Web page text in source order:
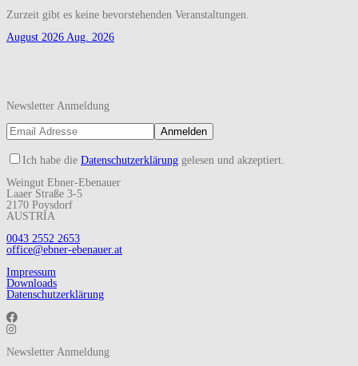
Zurzeit gibt es keine bevorstehenden Veranstaltungen.
August 2026 Aug. 2026
Newsletter Anmeldung
Ich habe die Datenschutzerklärung gelesen und akzeptiert.
Weingut Ebner-Ebenauer
Laaer Straße 3-5
2170 Poysdorf
AUSTRIA
0043 2552 2653
office@ebner-ebenauer.at
Impressum
Downloads
Datenschutzerklärung
Newsletter Anmeldung